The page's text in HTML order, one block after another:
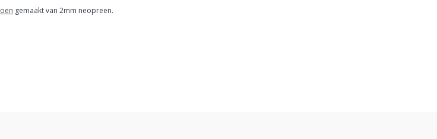
gemaakt van 2mm neopreen.